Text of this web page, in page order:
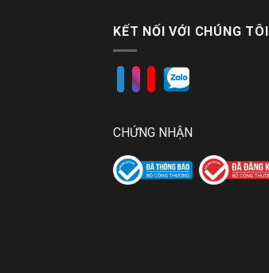
KẾT NỐI VỚI CHÚNG TÔI
CHỨNG NHẬN